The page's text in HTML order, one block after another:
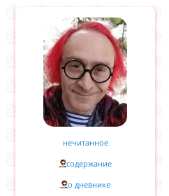
нечитанное
содержание
о дневнике